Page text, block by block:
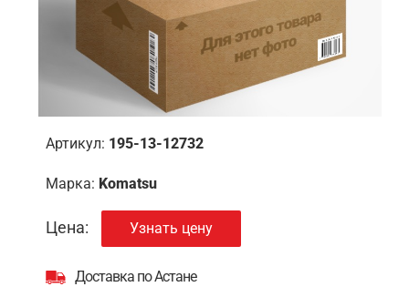
Артикул: 195-13-12732
Марка: Komatsu
Цена: Узнать цену
Доставка по Астане